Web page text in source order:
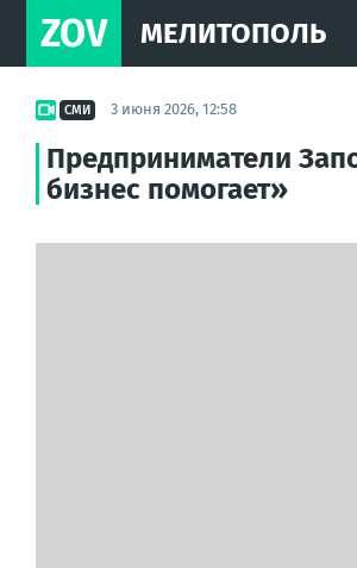
ZOV МЕЛИТОПОЛЬ
СМИ 3 июня 2026, 12:58
Предприниматели
бизнес помогает»